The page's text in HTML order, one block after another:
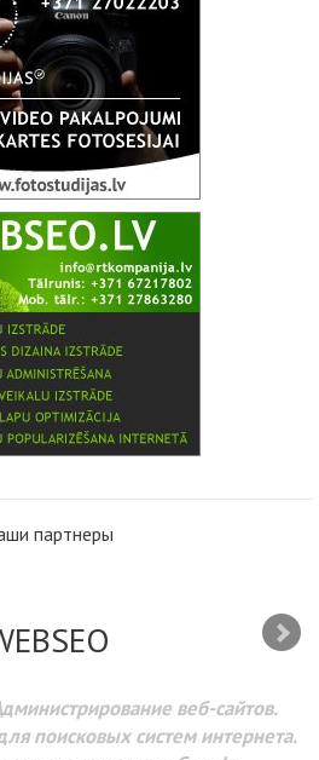
партнеры
веб-сайтов.
поисковых систем интернета.